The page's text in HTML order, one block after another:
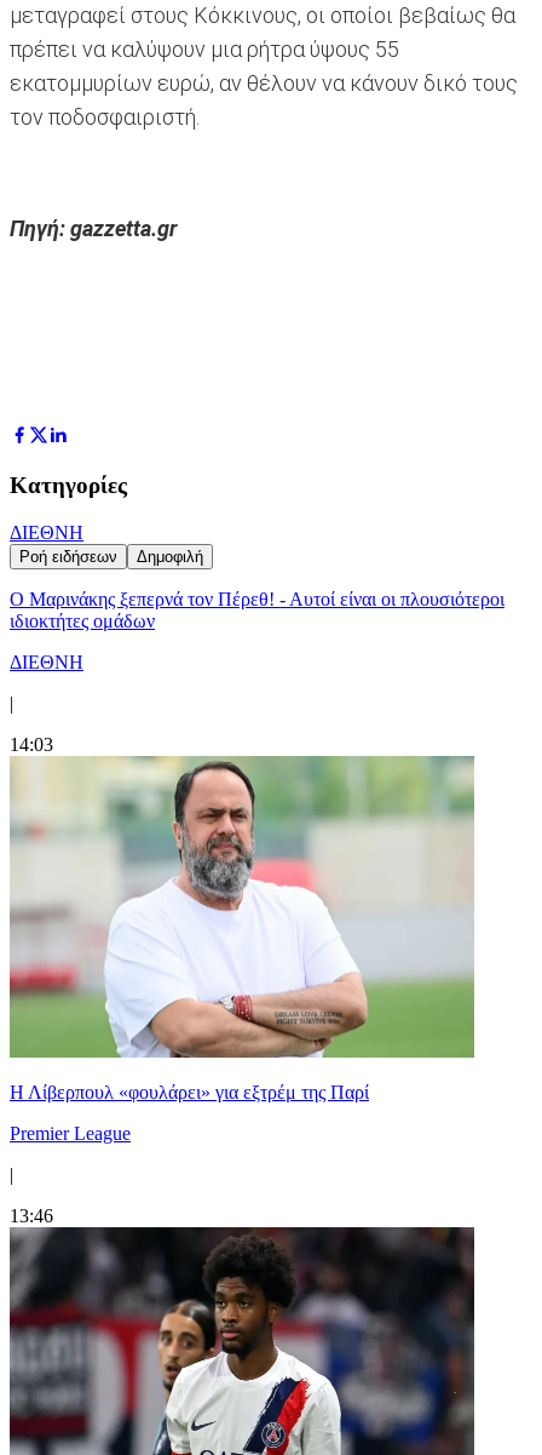
μεταγραφεί στους Κόκκινους, οι οποίοι βεβαίως θα
πρέπει να καλύψουν μια ρήτρα ύψους 55
εκατομμυρίων ευρώ, αν θέλουν να κάνουν δικό τους
τον ποδοσφαιριστή.
Πηγή: gazzetta.gr
Κατηγορίες
ΔΙΕΘΝΗ
Ροή ειδήσεων Δημοφιλή
Ο Μαρινάκης ξεπερνά τον Πέρεθ! - Αυτοί είναι οι πλουσιότεροι
ιδιοκτήτες ομάδων
ΔΙΕΘΝΗ
|
14:03
Η Λίβερπουλ «φουλάρει» για εξτρέμ της Παρί
Premier League
|
13:46